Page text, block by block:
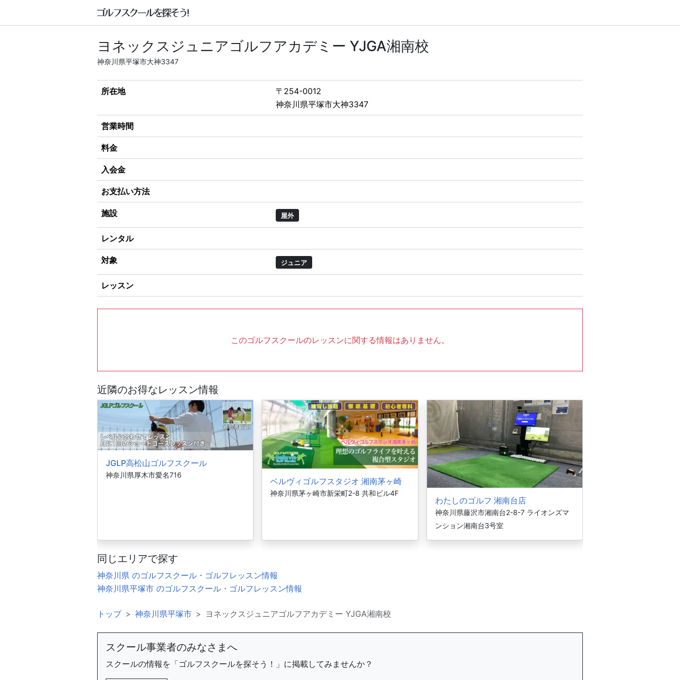
ヨネックスジュニアゴルフアカデミー YJGA湘南校
神奈川県平塚市大神3347
所在地
〒254-0012
神奈川県平塚市大神3347
営業時間
料金
入会金
お支払い方法
施設 屋外
レンタル
対象 ジュニア
レッスン
このゴルフスクールのレッスンに関する情報はありません。
近隣のお得なレッスン情報
JGLP高松山ゴルフスクール
神奈川県厚木市愛名716
ベルヴィゴルフスタジオ 湘南茅ヶ崎
神奈川県茅ヶ崎市新栄町2-8 共和ビル4F
わたしのゴルフ 湘南台店
神奈川県藤沢市湘南台2-8-7 ライオンズマ
ンション湘南台3号室
同じエリアで探す
神奈川県 のゴルフスクール・ゴルフレッスン情報
神奈川県平塚市 のゴルフスクール・ゴルフレッスン情報
トップ 神奈川県平塚市 ヨネックスジュニアゴルフアカデミー YJGA湘南校
スクール事業者のみなさまへ
スクールの情報を「ゴルフスクールを探そう！」に掲載してみませんか？